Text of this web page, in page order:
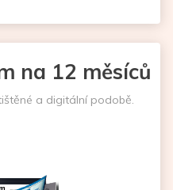
na 12 měsíců
a digitální podobě.